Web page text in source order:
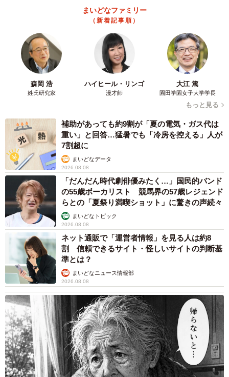
まいどなファミリー
（新着記事順）
森岡 浩
姓氏研究家
ハイヒール・リンゴ
漫才師
大江 篤
園田学園女子大学学長
もっと見る
補助があっても約9割が「夏の電気・ガス代は
重い」と回答…猛暑でも「冷房を控える」人が
7割超に
まいどなデータ
2026.08.08
「だんだん時代劇俳優みたく…」国民的バンド
の55歳ボーカリスト 競馬界の57歳レジェンド
らとの「夏祭り満喫ショット」に驚きの声続々
まいどなトピック
2026.08.08
ネット通販で「運営者情報」を見る人は約8
割 信頼できるサイト・怪しいサイトの判断基
準とは？
まいどなニュース情報部
2026.08.08